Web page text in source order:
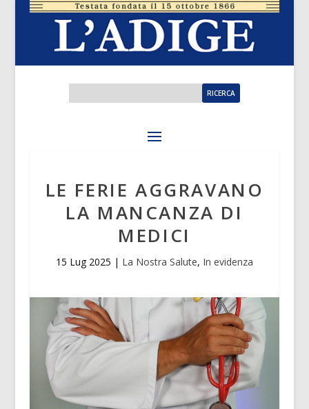
LE FERIE AGGRAVANO
LA MANCANZA DI
MEDICI
15 Lug 2025 | La Nostra Salute, In evidenza